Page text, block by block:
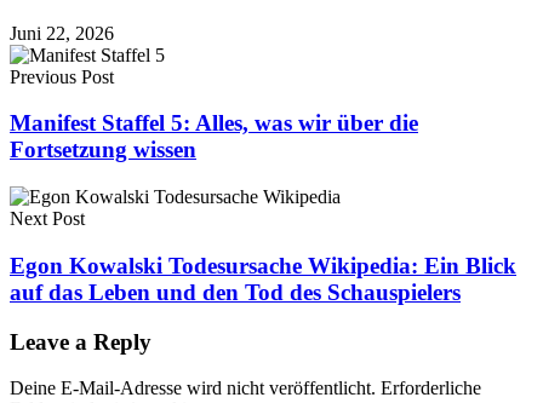
Juni 22, 2026
Previous Post
Manifest Staffel 5: Alles, was wir über die
Fortsetzung wissen
Next Post
Egon Kowalski Todesursache Wikipedia: Ein Blick
auf das Leben und den Tod des Schauspielers
Leave a Reply
Deine E-Mail-Adresse wird nicht veröffentlicht. Erforderliche